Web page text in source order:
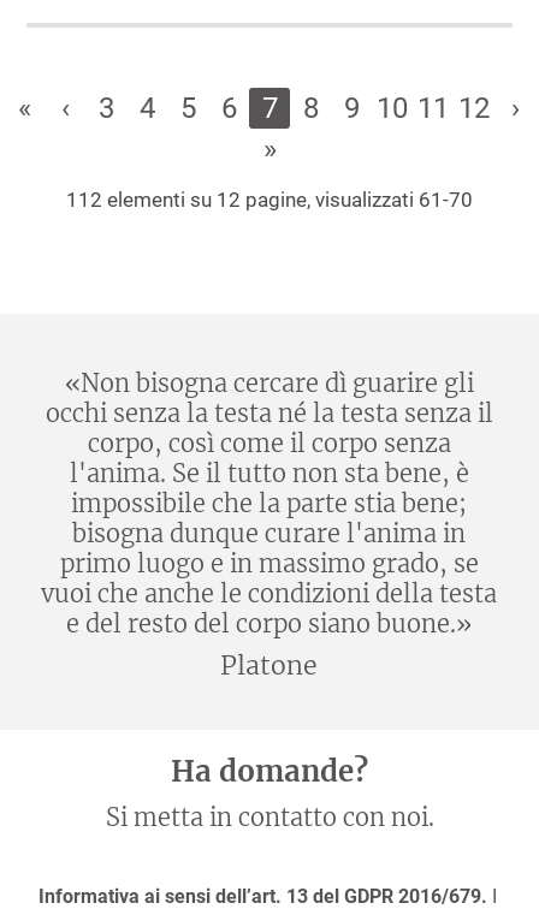
« ‹ 3 4 5 6 7 8 9 10 11 12
›
»
112 elementi su 12 pagine, visualizzati 61-70
«Non bisogna cercare dì guarire gli
occhi senza la testa né la testa senza il
corpo, così come il corpo senza
l'anima. Se il tutto non sta bene, è
impossibile che la parte stia bene;
bisogna dunque curare l'anima in
primo luogo e in massimo grado, se
vuoi che anche le condizioni della testa
e del resto del corpo siano buone.»
Platone
Ha domande?
Si metta in contatto con noi.
Informativa ai sensi dell’art. 13 del GDPR 2016/679. I